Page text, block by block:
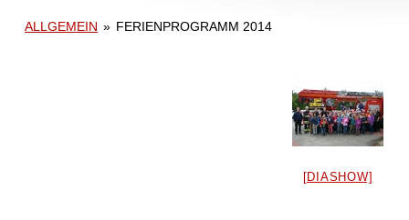
ALLGEMEIN » FERIENPROGRAMM 2014
[DIASHOW]